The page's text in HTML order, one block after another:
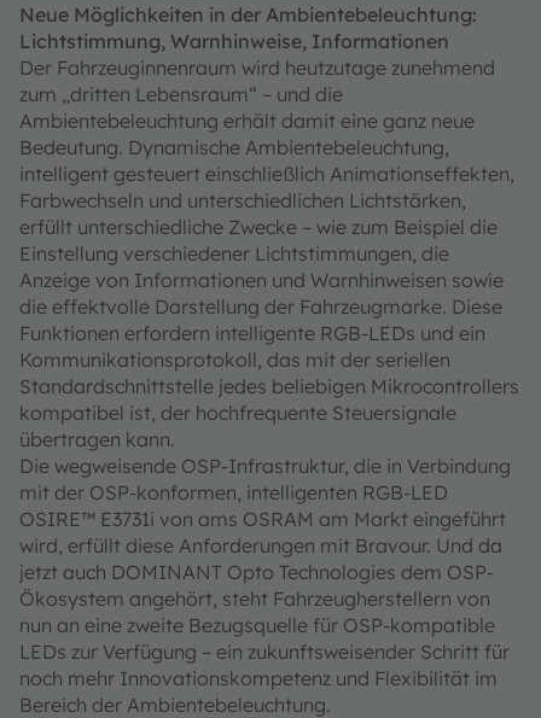
Neue Möglichkeiten in der Ambientebeleuchtung:
Lichtstimmung, Warnhinweise, Informationen
Der Fahrzeuginnenraum wird heutzutage zunehmend
zum „dritten Lebensraum“ – und die
Ambientebeleuchtung erhält damit eine ganz neue
Bedeutung. Dynamische Ambientebeleuchtung,
intelligent gesteuert einschließlich Animationseffekten,
Farbwechseln und unterschiedlichen Lichtstärken,
erfüllt unterschiedliche Zwecke – wie zum Beispiel die
Einstellung verschiedener Lichtstimmungen, die
Anzeige von Informationen und Warnhinweisen sowie
die effektvolle Darstellung der Fahrzeugmarke. Diese
Funktionen erfordern intelligente RGB-LEDs und ein
Kommunikationsprotokoll, das mit der seriellen
Standardschnittstelle jedes beliebigen Mikrocontrollers
kompatibel ist, der hochfrequente Steuersignale
übertragen kann.
Die wegweisende OSP-Infrastruktur, die in Verbindung
mit der OSP-konformen, intelligenten RGB-LED
OSIRE™ E3731i von ams OSRAM am Markt eingeführt
wird, erfüllt diese Anforderungen mit Bravour. Und da
jetzt auch DOMINANT Opto Technologies dem OSP-
Ökosystem angehört, steht Fahrzeugherstellern von
nun an eine zweite Bezugsquelle für OSP-kompatible
LEDs zur Verfügung – ein zukunftsweisender Schritt für
noch mehr Innovationskompetenz und Flexibilität im
Bereich der Ambientebeleuchtung.